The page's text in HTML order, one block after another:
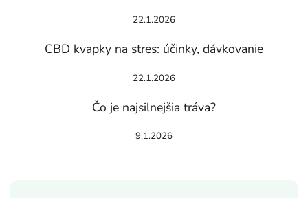
22.1.2026
CBD kvapky na stres: účinky, dávkovanie
22.1.2026
Čo je najsilnejšia tráva?
9.1.2026